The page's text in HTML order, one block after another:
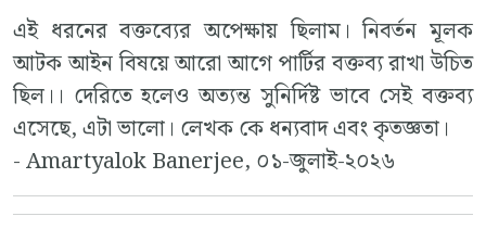
এই ধরনের বক্তব্যের অপেক্ষায় ছিলাম। নিবর্তন মূলক
আটক আইন বিষয়ে আরো আগে পার্টির বক্তব্য রাখা উচিত
ছিল।। দেরিতে হলেও অত্যন্ত সুনির্দিষ্ট ভাবে সেই বক্তব্য
এসেছে, এটা ভালো। লেখক কে ধন্যবাদ এবং কৃতজ্ঞতা।
- Amartyalok Banerjee, ০১-জুলাই-২০২৬